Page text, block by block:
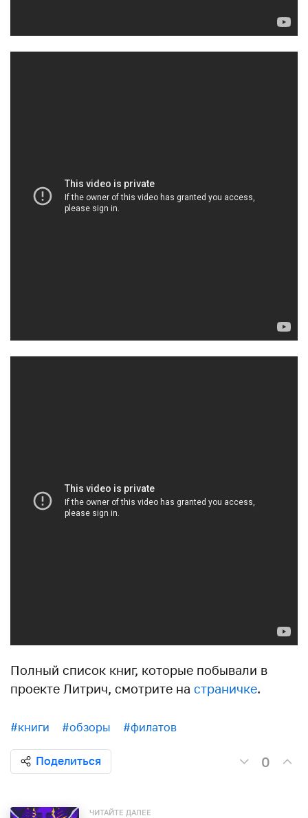
Полный список книг, которые побывали в
проекте Литрич, смотрите на страничке.
#книги #обзоры #филатов
Поделиться 0
ЧИТАЙТЕ ДАЛЕЕ